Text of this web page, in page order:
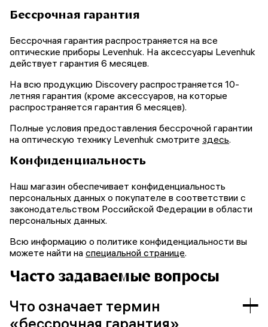
Бессрочная гарантия
Бессрочная гарантия распространяется на все
оптические приборы Levenhuk. На аксессуары Levenhuk
действует гарантия 6 месяцев.
На всю продукцию Discovery распространяется 10-
летняя гарантия (кроме аксессуаров, на которые
распространяется гарантия 6 месяцев).
Полные условия предоставления бессрочной гарантии
на оптическую технику Levenhuk смотрите здесь.
Конфиденциальность
Наш магазин обеспечивает конфиденциальность
персональных данных о покупателе в соответствии с
законодательством Российской Федерации в области
персональных данных.
Всю информацию о политике конфиденциальности вы
можете найти на специальной странице.
Часто задаваемые вопросы
Что означает термин
«бессрочная гарантия»